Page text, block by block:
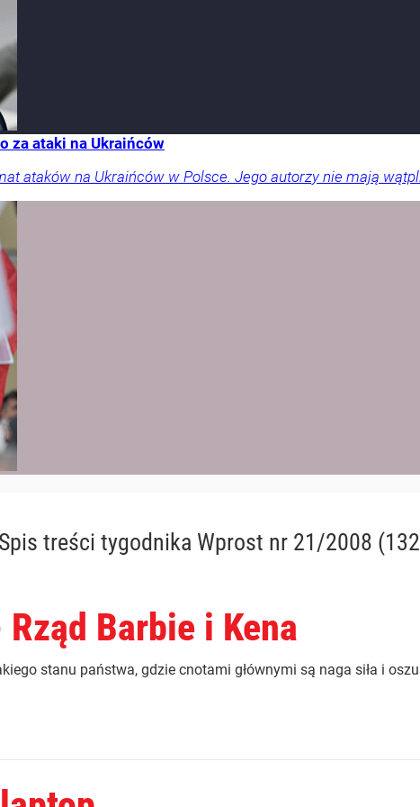
za ataki na Ukraińców
ataków na Ukraińców w Polsce. Jego autorzy nie mają
Spis treści tygodnika Wprost nr 21/2008
Barbie i Kena
stanu państwa, gdzie cnotami głównymi są naga siła i